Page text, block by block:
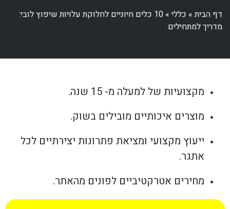
דף הבית» כללי»
10 כלים חיוניים לחלוקת עלויות שיפוץ לובי:
מדריך למתחילים
מקצועיות של למעלה מ- 15 שנה.
מוצרים איכותיים מובילים בשוק.
ייעוץ מקצועי ומציאת פתרונות יצירתיים לכל
אתגר.
מחירים אטרקטיביים לפונים מהאתר.